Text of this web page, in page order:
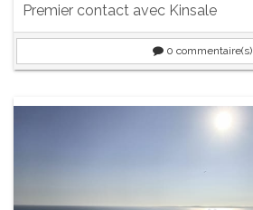
Premier contact avec Kinsale
0 commentaire(s)